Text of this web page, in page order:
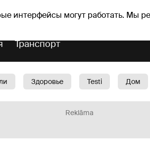
интерфейсы могут работать. Мы
погоды Гороскопы
Транспорт
Здоровье Testi Дом
Reklāma